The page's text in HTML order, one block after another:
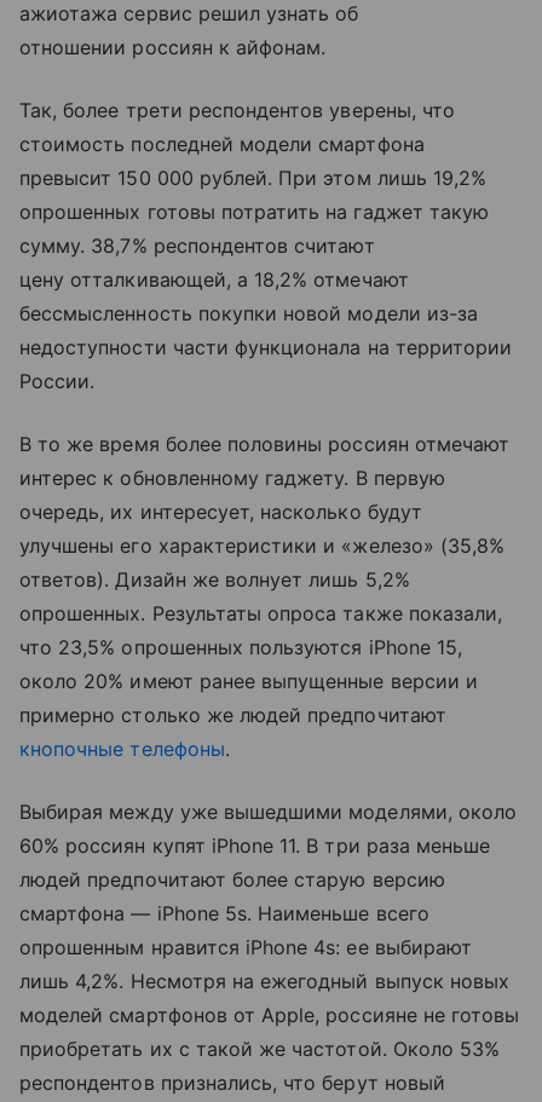
ажиотажа сервис решил узнать об
отношении россиян к айфонам.
Так, более трети респондентов уверены, что
стоимость последней модели смартфона
превысит 150 000 рублей. При этом лишь 19,2%
опрошенных готовы потратить на гаджет такую
сумму. 38,7% респондентов считают
цену отталкивающей, а 18,2% отмечают
бессмысленность покупки новой модели из-за
недоступности части функционала на территории
России.
В то же время более половины россиян отмечают
интерес к обновленному гаджету. В первую
очередь, их интересует, насколько будут
улучшены его характеристики и «железо» (35,8%
ответов). Дизайн же волнует лишь 5,2%
опрошенных. Результаты опроса также показали,
что 23,5% опрошенных пользуются iPhone 15,
около 20% имеют ранее выпущенные версии и
примерно столько же людей предпочитают
кнопочные телефоны.
Выбирая между уже вышедшими моделями, около
60% россиян купят iPhone 11. В три раза меньше
людей предпочитают более старую версию
смартфона — iPhone 5s. Наименьше всего
опрошенным нравится iPhone 4s: ее выбирают
лишь 4,2%. Несмотря на ежегодный выпуск новых
моделей смартфонов от Apple, россияне не готовы
приобретать их с такой же частотой. Около 53%
респондентов признались, что берут новый